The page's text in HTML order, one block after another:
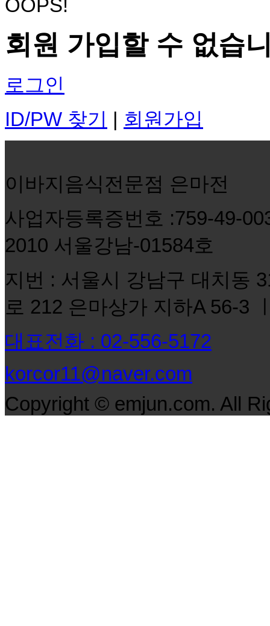
OOPS!
회원 가입할 수 없습
로그인
ID/PW 찾기 | 회원가입
이바지음식전문점 은마전
사업자등록증번호 :759-49-
2010 서울강남-01584호
지번 : 서울시 강남구 대치동
로 212 은마상가 지하A 56-3
대표전화 : 02-556-5172
korcor11@naver.com
Copyright © emjun.com. All